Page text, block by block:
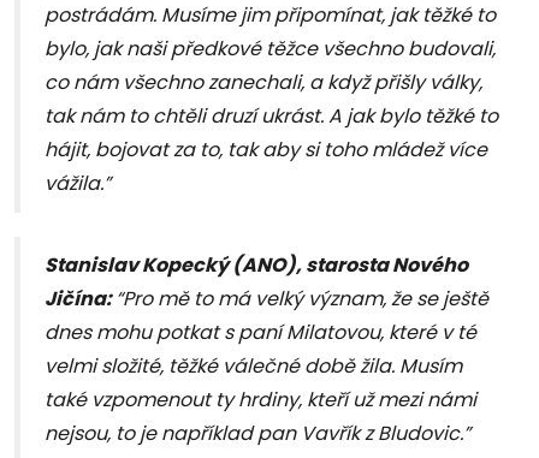
postrádám. Musíme jim připomínat, jak těžké to
bylo, jak naši předkové těžce všechno budovali,
co nám všechno zanechali, a když přišly války,
tak nám to chtěli druzí ukrást. A jak bylo těžké to
hájit, bojovat za to, tak aby si toho mládež více
vážila.”
Stanislav Kopecký (ANO), starosta Nového
Jičína:“Pro mě to má velký význam, že se ještě
dnes mohu potkat s paní Milatovou, které v té
velmi složité, těžké válečné době žila. Musím
také vzpomenout ty hrdiny, kteří už mezi námi
nejsou, to je například pan Vavřík z Bludovic.”